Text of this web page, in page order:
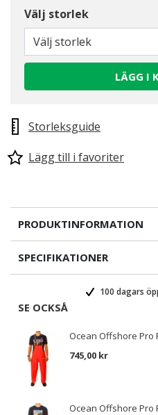
Välj storlek
Välj storlek
LÄGG I
Storleksguide
Lägg till i favoriter
PRODUKTINFORMATION
SPECIFIKATIONER
100 dagars
SE OCKSÅ
Ocean Offshore Pro
745,00 kr
Ocean Offshore Pro